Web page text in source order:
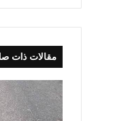
مقالات ذات